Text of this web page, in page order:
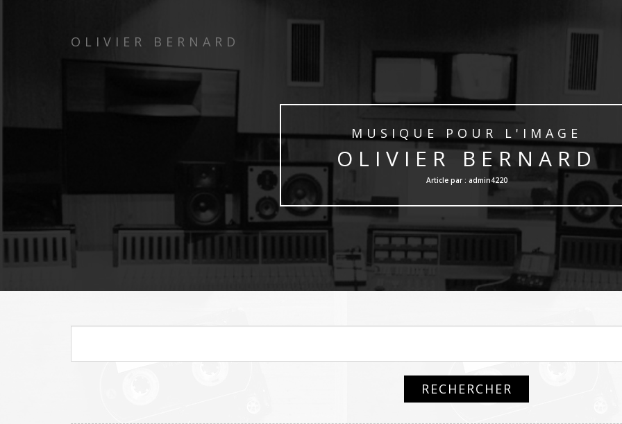
OLIVIER BERNARD
MUSIQUE POUR L'IMAGE
OLIVIER BERNARD
Article par : admin4220